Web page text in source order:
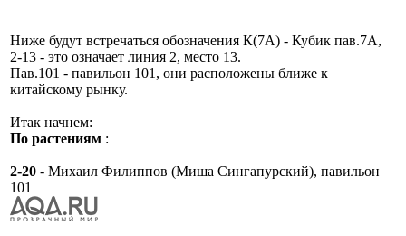
Ниже будут встречаться обозначения К(7А) - Кубик пав.7А,
2-13 - это означает линия 2, место 13.
Пав.101 - павильон 101, они расположены ближе к
китайскому рынку.
Итак начнем:
По растениям :
2-20 - Михаил Филиппов (Миша Сингапурский), павильон
101